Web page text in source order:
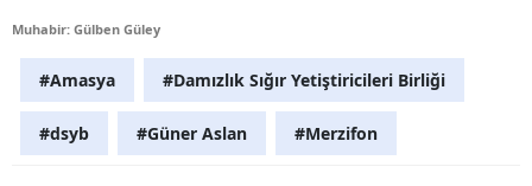
Muhabir: Gülben Güley
#Amasya #Damızlık Sığır Yetiştiricileri Birliği
#dsyb #Güner Aslan #Merzifon